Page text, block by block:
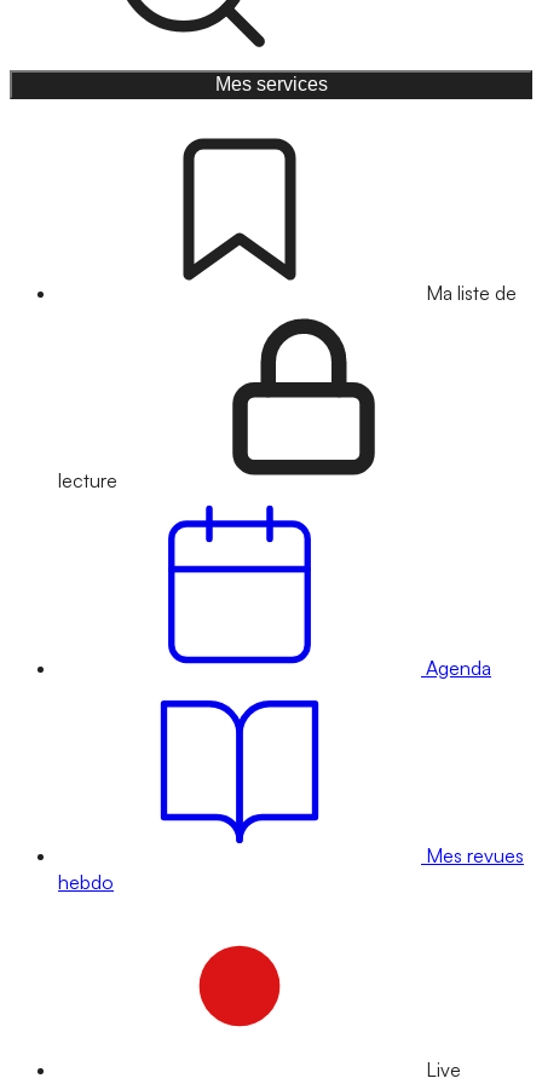
Mes services
Ma liste de
lecture
Agenda
Mes revues
hebdo
Live